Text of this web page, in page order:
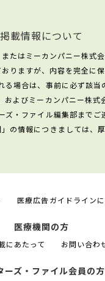
掲載情報について
たはミーカンパニー株式
りますが、内容を完全に
場合は、事前に必ず該当
よびミーカンパニー株式
・ファイル編集部までご
の情報につきましては、
医療広告ガイドライン
医療機関の方
にあたって お問い合わ
ーズ・ファイル会員の方